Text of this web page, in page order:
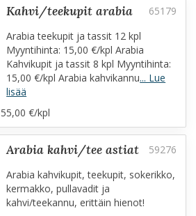
kahvi/teekupit arabia
Arabia teekupit ja tassit 12 kpl
Myyntihinta: 15,00 €/kpl Arabia
Kahvikupit ja tassit 8 kpl Myyntihinta:
15,00 €/kpl Arabia kahvikannu... Lue
lisää
€/kpl
arabia kahvi/tee astiat
Arabia kahvikupit, teekupit, sokerikko,
kermakko, pullavadit ja
kahvi/teekannu, erittäin hienot!